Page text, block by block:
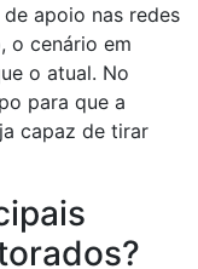
apoio nas redes
o cenário em
o atual. No
para que a
capaz de tirar